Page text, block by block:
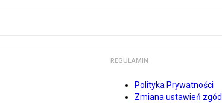
REGULAMIN
Polityka Prywatności
Zmiana ustawień zgód